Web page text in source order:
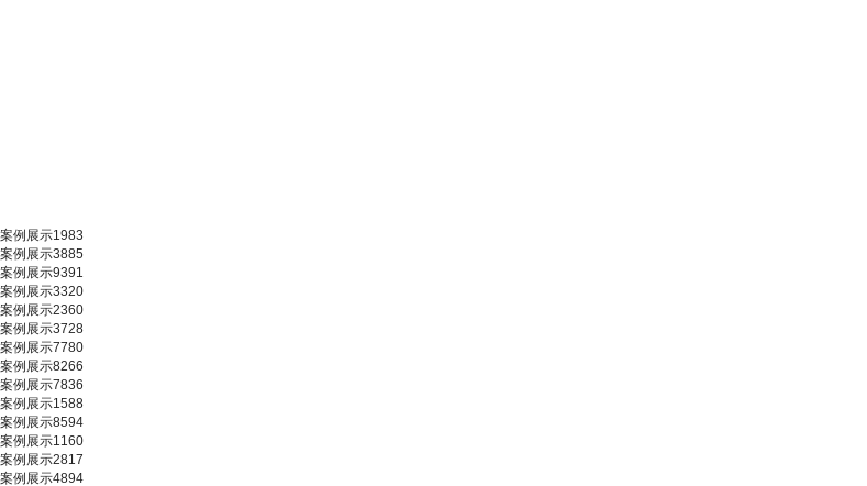
案例展示1983
案例展示3885
案例展示9391
案例展示3320
案例展示2360
案例展示3728
案例展示7780
案例展示8266
案例展示7836
案例展示1588
案例展示8594
案例展示1160
案例展示2817
案例展示4894